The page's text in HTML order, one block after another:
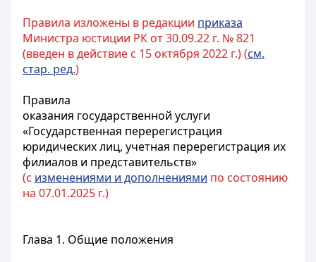
Правила изложены в редакции приказа
Министра юстиции РК от 30.09.22 г. № 821
(введен в действие с 15 октября 2022 г.) (см.
стар. ред.)
Правила
оказания государственной услуги
«Государственная перерегистрация
юридических лиц, учетная перерегистрация их
филиалов и представительств»
(с изменениями и дополнениями по состоянию
на 07.01.2025 г.)
Глава 1. Общие положения